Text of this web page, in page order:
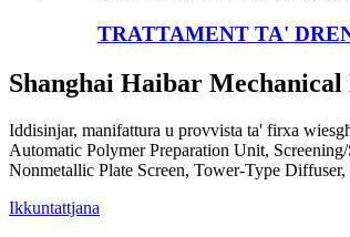
TRATTAMENT TA'
Shanghai Haibar
Iddisinjar, manifattura u provvista ta' firxa
Automatic Polymer Preparation Unit,
Nonmetallic Plate Screen, Tower-Type
Ikkuntattjana